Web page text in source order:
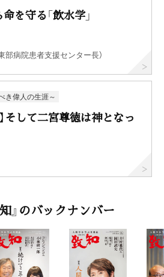
を守る「飲水学」
部病院患者支援センター長）
き偉人の生涯～
そして二宮尊徳は神となっ
』のバックナンバー